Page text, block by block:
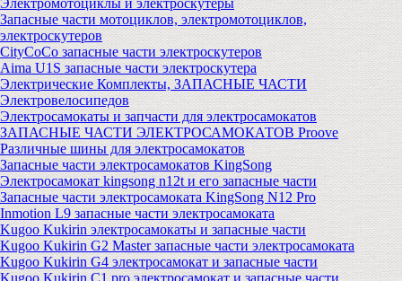
Электромотоциклы и электроскутеры
Запасные части мотоциклов, электромотоциклов,
электроскутеров
CityCoCo запасные части электроскутеров
Aima U1S запасные части электроскутера
Электрические Комплекты, ЗАПАСНЫЕ ЧАСТИ
Электровелосипедов
Электросамокаты и запчасти для электросамокатов
ЗАПАСНЫЕ ЧАСТИ ЭЛЕКТРОСАМОКАТОВ Proove
Различные шины для электросамокатов
Запасные части электросамокатов KingSong
Электросамокат kingsong n12t и его запасные части
Запасные части электросамоката KingSong N12 Pro
Inmotion L9 запасные части электросамоката
Kugoo Kukirin электросамокаты и запасные части
Kugoo Kukirin G2 Master запасные части электросамоката
Kugoo Kukirin G4 электросамокат и запасные части
Kugoo Kukirin C1 pro электросамокат и запасные части